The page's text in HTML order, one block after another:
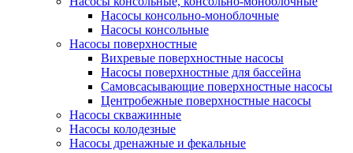
Насосы консольно-моноблочные
Насосы консольные
Насосы поверхностные
Вихревые поверхностные насосы
Насосы поверхностные для бассейна
Самовсасывающие поверхностные насосы
Центробежные поверхностные насосы
Насосы скважинные
Насосы колодезные
Насосы дренажные и фекальные